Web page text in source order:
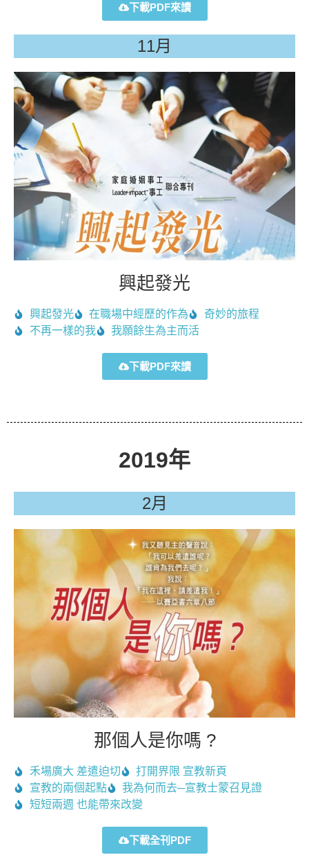
下載PDF來讀
11月
興起發光
興起發光 在職場中經歷的作為
奇妙的旅程
不再一樣的我
我願餘生為主而活
下載PDF來讀
2019年
2月
那個人是你嗎 ?
禾場廣大 差遣迫切
打開界限 宣教新頁
宣教的兩個起點
我為何而去─宣教士蒙召見證
短短兩週 也能帶來改變
下載全刊PDF